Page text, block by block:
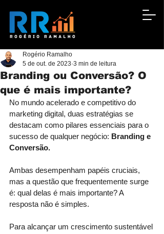
Branding ou Conversão? O
que é mais importante?
Rogério Ramalho
5 de out. de 2023 3 min de leitura
No mundo acelerado e competitivo do
marketing digital, duas estratégias se
destacam como pilares essenciais para o
sucesso de qualquer negócio: Branding e
Conversão.
Ambas desempenham papéis cruciais,
mas a questão que frequentemente surge
é: qual delas é mais importante? A
resposta não é simples.
Para alcançar um crescimento sustentável